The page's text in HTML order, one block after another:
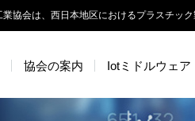
協会は、西日本地区におけるプラスチック
協会の案内 Iotミドルウェア